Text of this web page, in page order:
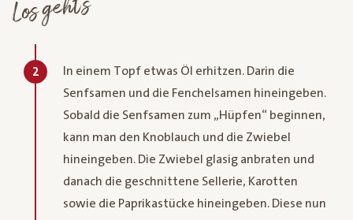
Los geht's
2
In einem Topf etwas Öl erhitzen. Darin die
Senfsamen und die Fenchelsamen hineingeben.
Sobald die Senfsamen zum „Hüpfen“ beginnen,
kann man den Knoblauch und die Zwiebel
hineingeben. Die Zwiebel glasig anbraten und
danach die geschnittene Sellerie, Karotten
sowie die Paprikastücke hineingeben. Diese nun